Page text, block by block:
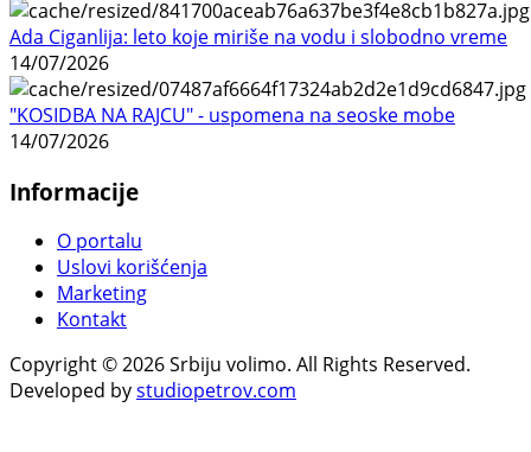
Ada Ciganlija: leto koje miriše na vodu i slobodno vreme
14/07/2026
"KOSIDBA NA RAJCU" - uspomena na seoske mobe
14/07/2026
Informacije
O portalu
Uslovi korišćenja
Marketing
Kontakt
Copyright © 2026 Srbiju volimo. All Rights Reserved.
Developed bystudiopetrov.com